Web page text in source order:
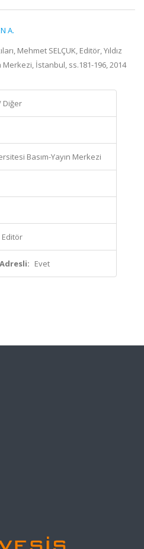
A.
Mehmet SELÇUK, Editör, Yıldız
İstanbul, ss.181-196, 2014
Diğer
Basım-Yayın Merkezi
Editör
Evet